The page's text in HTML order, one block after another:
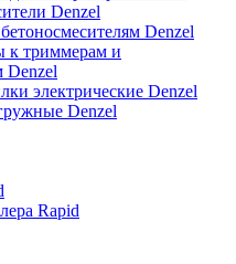
Denzel
Denzel
к триммерам и
Denzel
электрические Denzel
Denzel
Rapid